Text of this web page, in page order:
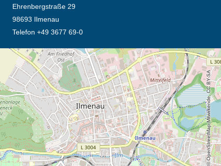
Ehrenbergstraße 29
98693 Ilmenau
Telefon +49 3677 69-0
Öffnet die Anfahrtsbeschreibung in neuem Tab (Karte)
© OpenStreetMap-Mitwirkende, CC BY-SA